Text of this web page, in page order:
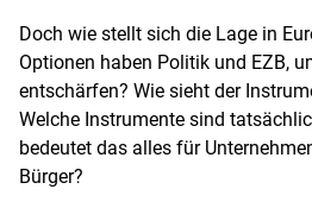
Doch wie stellt sich die Lage in
Optionen haben Politik und EZB,
entschärfen? Wie sieht der
Welche Instrumente sind
bedeutet das alles für
Bürger?